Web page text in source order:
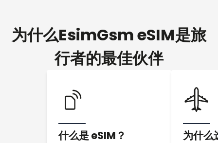
为什么EsimGsm eSIM是旅
行者的最佳伙伴
什么是 eSIM？
为什